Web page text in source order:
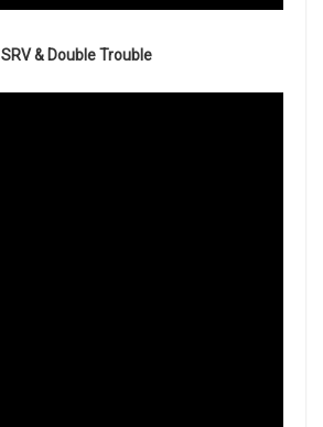
SRV & Double Trouble